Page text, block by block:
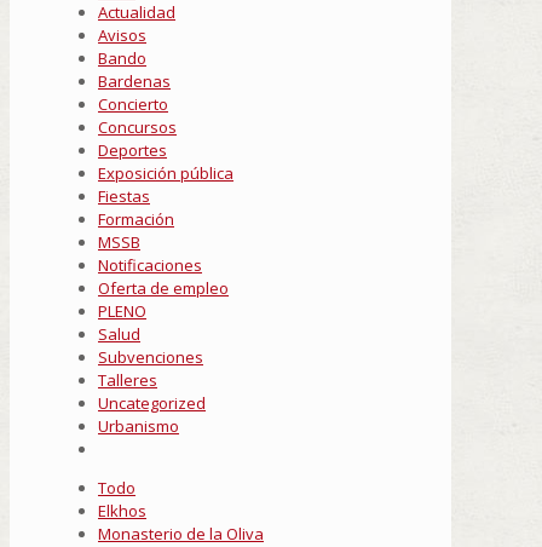
Actualidad
Avisos
Bando
Bardenas
Concierto
Concursos
Deportes
Exposición pública
Fiestas
Formación
MSSB
Notificaciones
Oferta de empleo
PLENO
Salud
Subvenciones
Talleres
Uncategorized
Urbanismo
Todo
Elkhos
Monasterio de la Oliva